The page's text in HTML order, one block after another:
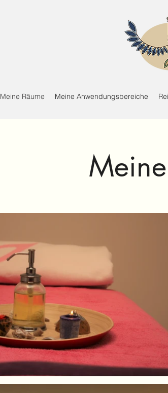
Meine Räume Meine Anwendungsbereiche